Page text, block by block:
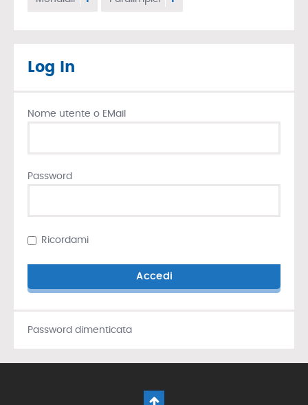
Log In
Nome utente o EMail
Password
Ricordami
Password dimenticata